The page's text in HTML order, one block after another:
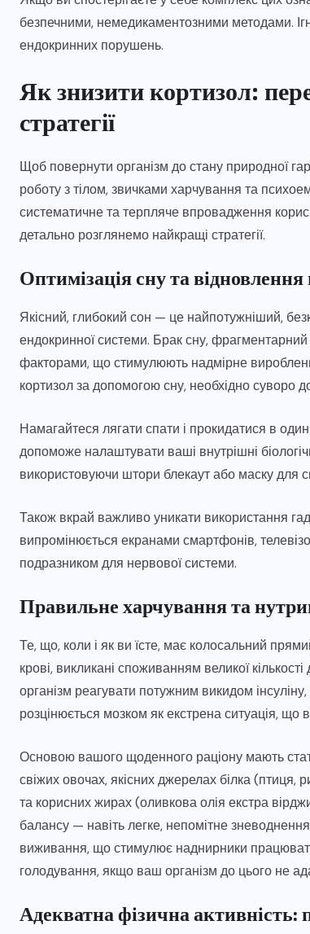
безпечними, немедикаментозними методами.
ендокринних порушень.
Як знизити кортизол:
стратегії
Щоб повернути організм до стану природної
роботу з тілом, звичками харчування та
систематичне та терпляче впровадження
детально розглянемо найкращі стратегії.
Оптимізація сну та
Якісний, глибокий сон — це найпотужніший,
ендокринної системи. Брак сну,
факторами, що стимулюють надмірне
кортизол за допомогою сну, необхідно суворо
Намагайтеся лягати спати і прокидатися в
допоможе налаштувати ваші внутрішні
використовуючи штори блекаут або маску для
Також вкрай важливо уникати використання
випромінюється екранами смартфонів,
подразником для нервової системи.
Правильне харчування та
Те, що, коли і як ви їсте, має колосальний
крові, викликані споживанням великої
організм реагувати потужним викидом
розцінюється мозком як екстрена ситуація, що
Основою вашого щоденного раціону мають
свіжих овочах, якісних джерелах білка (птиця,
та корисних жирах (оливкова олія екстра
балансу — навіть легке, непомітне
виживання, що стимулює наднирники
голодування, якщо ваш організм до цього не
Адекватна фізична активність: